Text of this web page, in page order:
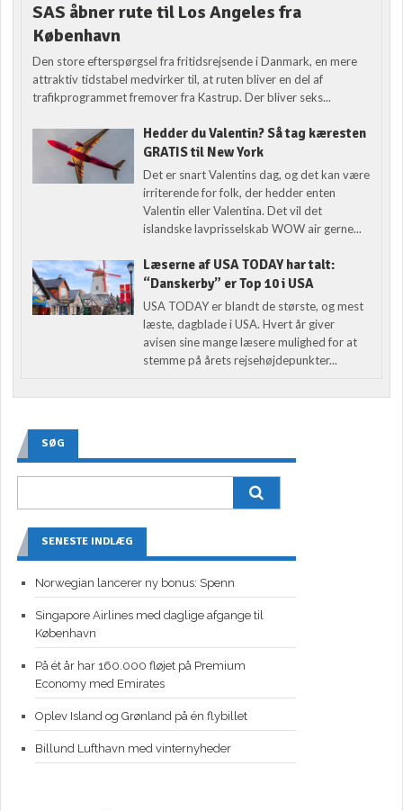
SAS åbner rute til Los Angeles fra
København
Den store efterspørgsel fra fritidsrejsende i Danmark, en mere
attraktiv tidstabel medvirker til, at ruten bliver en del af
trafikprogrammet fremover fra Kastrup. Der bliver seks...
Hedder du Valentin? Så tag kæresten
GRATIS til New York
Det er snart Valentins dag, og det kan være
irriterende for folk, der hedder enten
Valentin eller Valentina. Det vil det
islandske lavprisselskab WOW air gerne...
Læserne af USA TODAY har talt:
“Danskerby” er Top 10 i USA
USA TODAY er blandt de største, og mest
læste, dagblade i USA. Hvert år giver
avisen sine mange læsere mulighed for at
stemme på årets rejsehøjdepunkter...
SØG
SENESTE INDLÆG
Norwegian lancerer ny bonus: Spenn
Singapore Airlines med daglige afgange til
København
På ét år har 160.000 fløjet på Premium
Economy med Emirates
Oplev Island og Grønland på én flybillet
Billund Lufthavn med vinternyheder